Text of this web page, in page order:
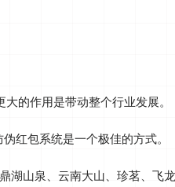
的作用是带动整个行业发展。
红包系统是一个极佳的方式。
湖山泉、云南大山、珍茗、飞